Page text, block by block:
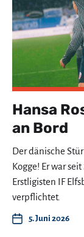
Hansa
an Bord
Der dänische
Kogge! Er war
Erstligisten IF
verpflichtet.
5. Juni 2026